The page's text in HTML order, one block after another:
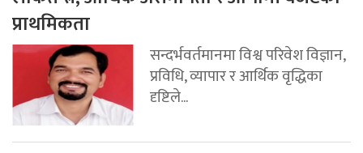
प्राथमिकता
सन्दर्भवर्तमानमा विश्व परिवेश विज्ञान,
प्रविधि, व्यापार र आर्थिक वृद्धिका
दृष्टिले...